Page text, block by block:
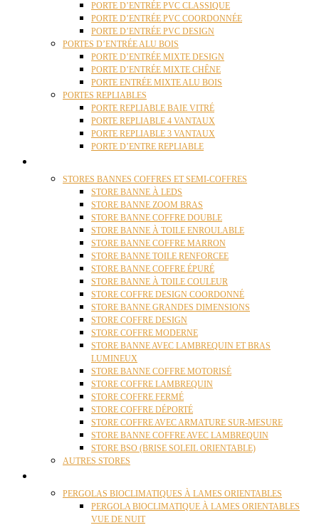
PORTE D’ENTRÉE PVC CLASSIQUE
PORTE D’ENTRÉE PVC COORDONNÉE
PORTE D’ENTRÉE PVC DESIGN
PORTES D’ENTRÉE ALU BOIS
PORTE D’ENTRÉE MIXTE DESIGN
PORTE D’ENTRÉE MIXTE CHÊNE
PORTE ENTRÉE MIXTE ALU BOIS
PORTES REPLIABLES
PORTE REPLIABLE BAIE VITRÉ
PORTE REPLIABLE 4 VANTAUX
PORTE REPLIABLE 3 VANTAUX
PORTE D’ENTRE REPLIABLE
STORES BANNES COFFRES ET SEMI-COFFRES
STORE BANNE À LEDS
STORE BANNE ZOOM BRAS
STORE BANNE COFFRE DOUBLE
STORE BANNE À TOILE ENROULABLE
STORE BANNE COFFRE MARRON
STORE BANNE TOILE RENFORCEE
STORE BANNE COFFRE ÉPURÉ
STORE BANNE À TOILE COULEUR
STORE COFFRE DESIGN COORDONNÉ
STORE BANNE GRANDES DIMENSIONS
STORE COFFRE DESIGN
STORE COFFRE MODERNE
STORE BANNE AVEC LAMBREQUIN ET BRAS
LUMINEUX
STORE BANNE COFFRE MOTORISÉ
STORE COFFRE LAMBREQUIN
STORE COFFRE FERMÉ
STORE COFFRE DÉPORTÉ
STORE COFFRE AVEC ARMATURE SUR-MESURE
STORE BANNE COFFRE AVEC LAMBREQUIN
STORE BSO (BRISE SOLEIL ORIENTABLE)
AUTRES STORES
PERGOLAS BIOCLIMATIQUES À LAMES ORIENTABLES
PERGOLA BIOCLIMATIQUE À LAMES ORIENTABLES
VUE DE NUIT